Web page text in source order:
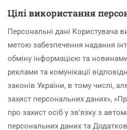
Цілі використання
Персональні дані Користувача
метою забезпечення надання
обміну інформацією та
реклами та комунікації
законів України, в тому числі,
захист персональних даних»,
про захист осіб у зв’язку з
персональних даних та